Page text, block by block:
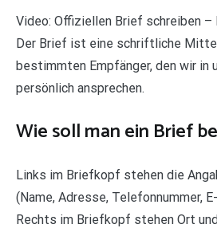
Video: Offiziellen Brief schreiben
Der Brief ist eine schriftliche
bestimmten Empfänger, den wir in
persönlich ansprechen.
Wie soll man ein Brief
Links im Briefkopf stehen die
(Name, Adresse, Telefonnummer,
Rechts im Briefkopf stehen Ort